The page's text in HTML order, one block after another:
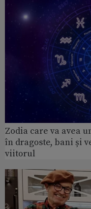
Zodia care va avea
în dragoste, bani și
viitorul